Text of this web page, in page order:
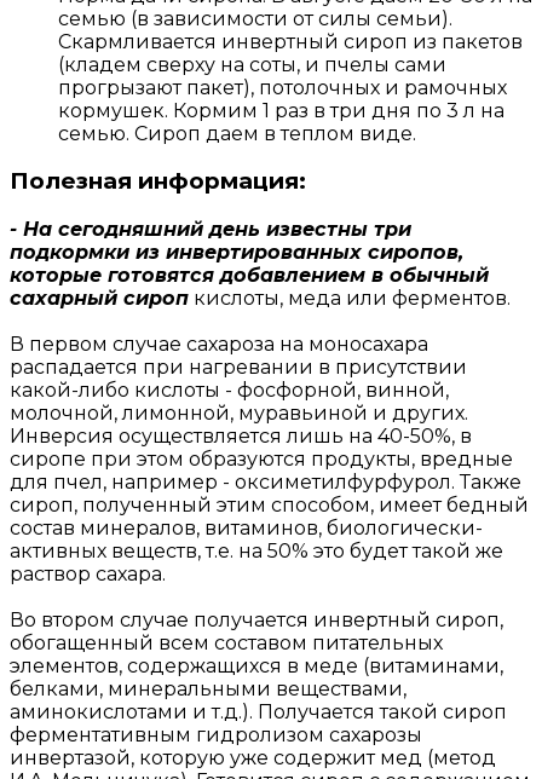
семью (в зависимости от силы семьи).
Скармливается инвертный сироп из пакетов
(кладем сверху на соты, и пчелы сами
прогрызают пакет), потолочных и рамочных
кормушек. Кормим 1 раз в три дня по 3 л на
семью. Сироп даем в теплом виде.
Полезная информация:
- На сегодняшний день известны три
подкормки из инвертированных сиропов,
которые готовятся добавлением в обычный
сахарный сироп кислоты, меда или ферментов.
В первом случае сахароза на моносахара
распадается при нагревании в присутствии
какой-либо кислоты - фосфорной, винной,
молочной, лимонной, муравьиной и других.
Инверсия осуществляется лишь на 40-50%, в
сиропе при этом образуются продукты, вредные
для пчел, например - оксиметилфурфурол. Также
сироп, полученный этим способом, имеет бедный
состав минералов, витаминов, биологически-
активных веществ, т.е. на 50% это будет такой же
раствор сахара.
Во втором случае получается инвертный сироп,
обогащенный всем составом питательных
элементов, содержащихся в меде (витаминами,
белками, минеральными веществами,
аминокислотами и т.д.). Получается такой сироп
ферментативным гидролизом сахарозы
инвертазой, которую уже содержит мед (метод